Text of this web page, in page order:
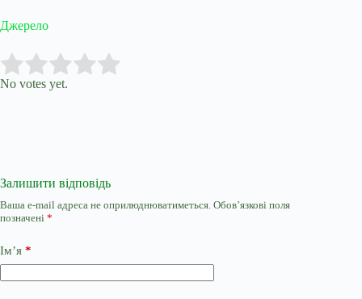
Джерело
Rate this item:
No votes yet.
Залишити відповідь
Ваша e-mail адреса не оприлюднюватиметься. Обов’язкові поля
позначені *
Ім’я *